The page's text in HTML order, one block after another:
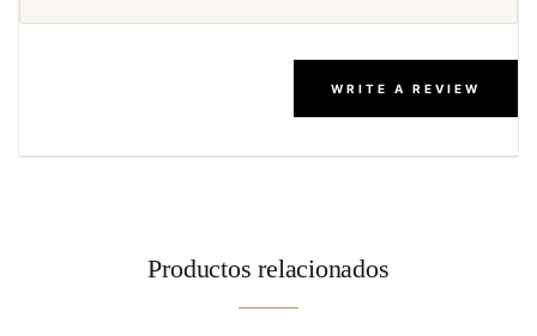
WRITE A REVIEW
Productos relacionados